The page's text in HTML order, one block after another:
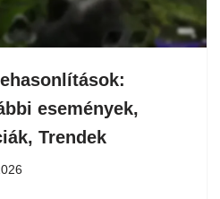
események,
Trendek